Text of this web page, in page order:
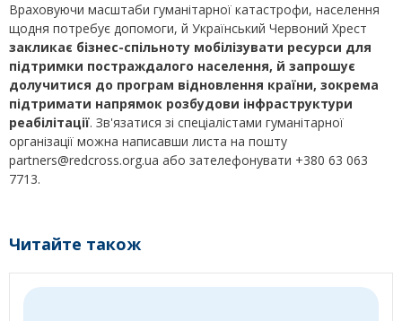
Враховуючи масштаби гуманітарної катастрофи, населення
щодня потребує допомоги, й Український Червоний Хрест
закликає бізнес-спільноту мобілізувати ресурси для
підтримки постраждалого населення, й запрошує
долучитися до програм відновлення країни, зокрема
підтримати напрямок розбудови інфраструктури
реабілітації. Зв'язатися зі спеціалістами гуманітарної
організації можна написавши листа на пошту
partners@redcross.org.ua або зателефонувати +380 63 063
7713.
Читайте також